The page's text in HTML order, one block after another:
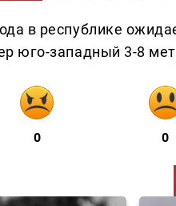
в республике
юго-западный 3-8
0 0